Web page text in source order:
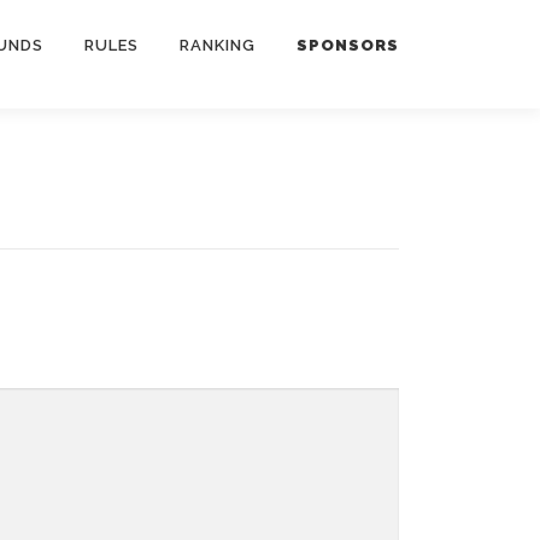
RULES RANKING SPONSORS